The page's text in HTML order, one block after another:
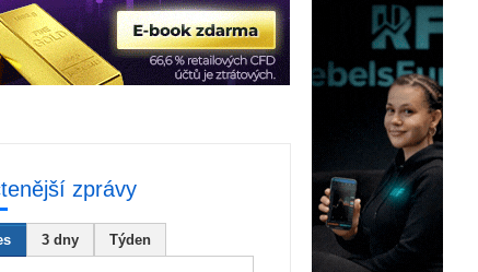
zprávy
3 dny Týden